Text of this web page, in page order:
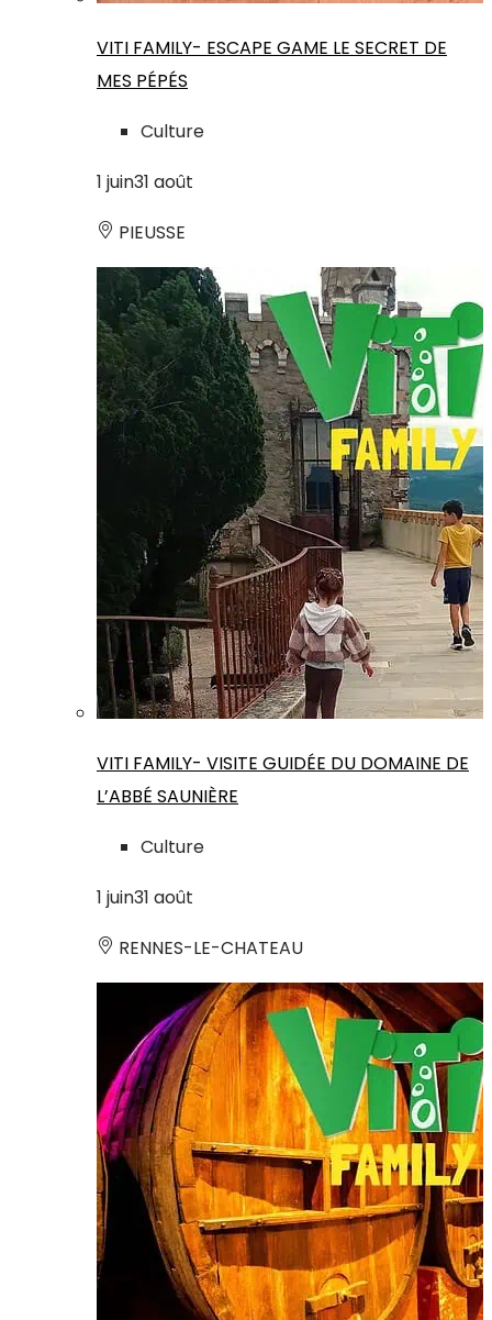
VITI FAMILY- ESCAPE GAME LE SECRET DE
MES PÉPÉS
Culture
1 juin31 août
PIEUSSE
VITI FAMILY- VISITE GUIDÉE DU DOMAINE DE
L’ABBÉ SAUNIÈRE
Culture
1 juin31 août
RENNES-LE-CHATEAU